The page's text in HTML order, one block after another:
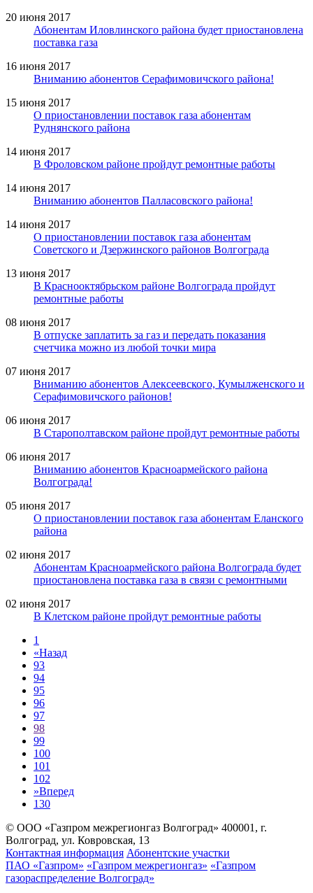
20 июня 2017
Абонентам Иловлинского района будет приостановлена
поставка газа
16 июня 2017
Вниманию абонентов Серафимовичского района!
15 июня 2017
О приостановлении поставок газа абонентам
Руднянского района
14 июня 2017
В Фроловском районе пройдут ремонтные работы
14 июня 2017
Вниманию абонентов Палласовского района!
14 июня 2017
О приостановлении поставок газа абонентам
Советского и Дзержинского районов Волгограда
13 июня 2017
В Краснооктябрьском районе Волгограда пройдут
ремонтные работы
08 июня 2017
В отпуске заплатить за газ и передать показания
счетчика можно из любой точки мира
07 июня 2017
Вниманию абонентов Алексеевского, Кумылженского и
Серафимовичского районов!
06 июня 2017
В Старополтавском районе пройдут ремонтные работы
06 июня 2017
Вниманию абонентов Красноармейского района
Волгограда!
05 июня 2017
О приостановлении поставок газа абонентам Еланского
района
02 июня 2017
Абонентам Красноармейского района Волгограда будет
приостановлена поставка газа в связи с ремонтными
02 июня 2017
В Клетском районе пройдут ремонтные работы
1
«Назад
93
94
95
96
97
98
99
100
101
102
»Вперед
130
© ООО «Газпром межрегионгаз Волгоград» 400001, г.
Волгоград, ул. Ковровская, 13
Контактная информация Абонентские участки
ПАО «Газпром» «Газпром межрегионгаз» «Газпром
газораспределение Волгоград»